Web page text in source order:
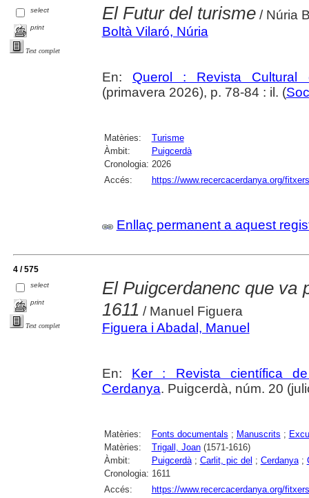
select
print
Text complet
El Futur del turisme/ Núria
Boltà Vilaró, Núria
En: Querol : Revista Cultural
(primavera 2026), p. 78-84 : il. (
Matèries:
Turisme
Àmbit:
Puigcerdà
Cronologia: 2026
Accés:
https://www.recercacerdanya.org/
Enllaç permanent a aquest
4 / 575
select
print
Text complet
El Puigcerdanenc que va
1611 / Manuel Figuera
Figuera i Abadal, Manuel
En: Ker : Revista científica
Cerdanya. Puigcerdà, núm. 20
Matèries: Fonts documentals ; Manuscrits ;
Matèries:
Trigall, Joan(1571-1616)
Àmbit:
Puigcerdà; Carlit, pic del ; Cerdanya;
Cronologia: 1611
Accés:
https://www.recercacerdanya.org/